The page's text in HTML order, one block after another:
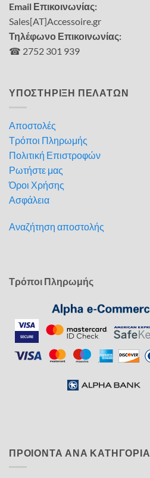
Email Επικοινωνίας:
Sales[AT]Accessoire.gr
Τηλέφωνο Επικοινωνίας:
☎ 2752 301 939
ΥΠΟΣΤΗΡΙΞΗ ΠΕΛΑΤΩΝ
Αποστολές
Τρόποι Πληρωμής
Πολιτική Επιστροφών
Ρωτήστε μας
Όροι Χρήσης
Ασφάλεια
Αναζήτηση αποστολής
Τρόποι Πληρωμής
ΠΡΟΙΟΝΤΑ ΑΝΑ ΚΑΤΗΓΟΡΙΑ